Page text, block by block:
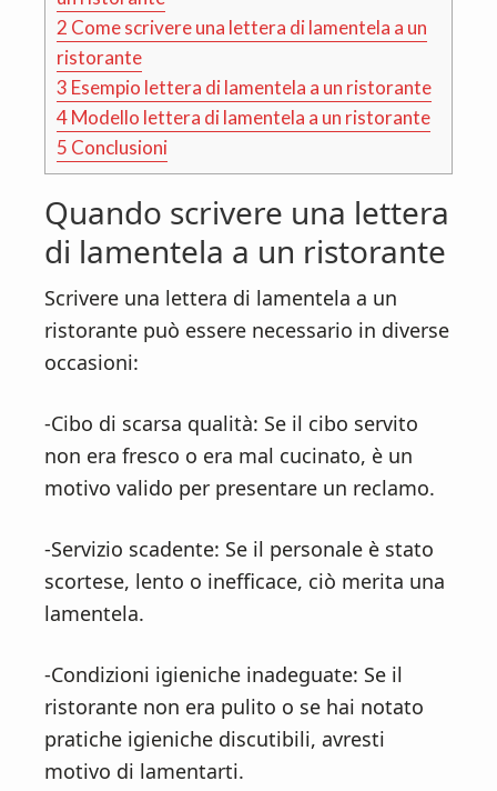
2 Come scrivere una lettera di lamentela a un
ristorante
3 Esempio lettera di lamentela a un ristorante
4Modello lettera di lamentela a un ristorante
5 Conclusioni
Quando scrivere una lettera
di lamentela a un ristorante
Scrivere una lettera di lamentela a un
ristorante può essere necessario in diverse
occasioni:
-Cibo di scarsa qualità: Se il cibo servito
non era fresco o era mal cucinato, è un
motivo valido per presentare un reclamo.
-Servizio scadente: Se il personale è stato
scortese, lento o inefficace, ciò merita una
lamentela.
-Condizioni igieniche inadeguate: Se il
ristorante non era pulito o se hai notato
pratiche igieniche discutibili, avresti
motivo di lamentarti.